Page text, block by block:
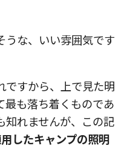
うな、いい雰囲気です
ですから、上で見た明
最も落ち着くものであ
知れませんが、この記
したキャンプの照明